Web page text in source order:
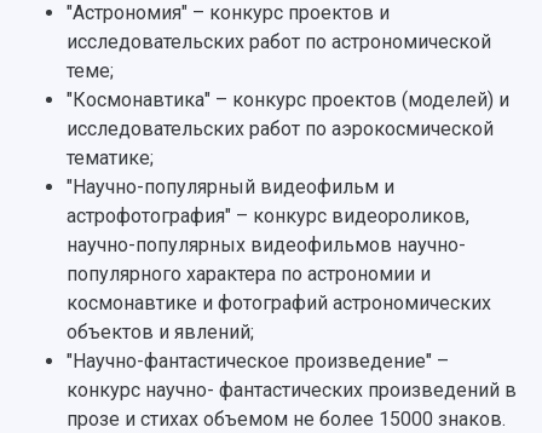
Отделы и службы
Общественные организации
Институт искусственного интеллекта
Инжиниринговый центр
Аграрный карбоновый полигон
Архив
Фирменный стиль
Устойчивое развитие
Кампус
3D-тур по университету
Музеи
Учебный аэродром
Платные образовательные услуги
Скидки на обучение
Подготовительные курсы
Библиотека
Видеолекции
Противодействие COVID-19
Организационные документы
Результаты научно-исследовательской
деятельности
Научно-технические разработки
Конкурсы научных проектов и грантов
Областной конкурс "Молодой учёный"
Отчеты о научно-исследовательской
деятельности
Журналы Самарского университета
Научные конференции
Патенты
Публикации и издания
Отчеты о проведенных конференциях
"Астрономия" – конкурс проектов и
исследовательских работ по астрономической
теме;
"Космонавтика" – конкурс проектов (моделей) и
исследовательских работ по аэрокосмической
тематике;
"Научно-популярный видеофильм и
астрофотография" – конкурс видеороликов,
научно-популярных видеофильмов научно-
популярного характера по астрономии и
космонавтике и фотографий астрономических
объектов и явлений;
"Научно-фантастическое произведение" –
конкурс научно- фантастических произведений в
прозе и стихах объемом не более 15000 знаков.